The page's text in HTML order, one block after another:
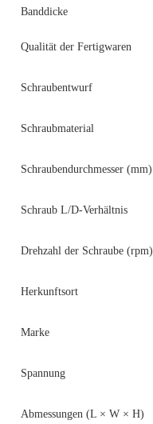
Banddicke
Qualität der Fertigwaren
Schraubentwurf
Schraubmaterial
Schraubendurchmesser (mm)
Schraub L/D-Verhältnis
Drehzahl der Schraube (rpm)
Herkunftsort
Marke
Spannung
Abmessungen (L × W × H)